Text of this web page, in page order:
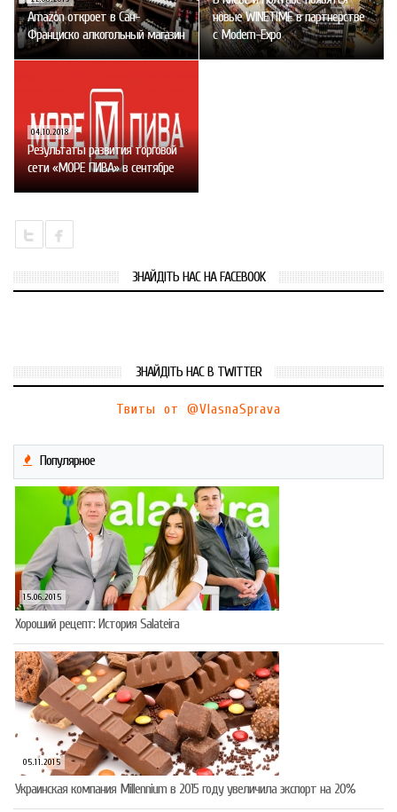
Amazon откроет в Сан-
Франциско алкогольный магазин
новые WINETIME в партнерстве
с Modern-Expo
04.10.2018
Результаты развития торговой
сети «МОРЕ ПИВА» в сентябре
ЗНАЙДІТЬ НАС НА FACEBOOK
ЗНАЙДІТЬ НАС В TWITTER
Твиты от @VlasnaSprava
Популярное
15.06.2015
Хороший рецепт: История Salateira
05.11.2015
Украинская компания Millennium в 2015 году увеличила экспорт на 20%